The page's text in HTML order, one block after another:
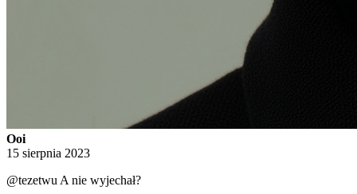
Ooi
15 sierpnia 2023
@tezetwu A nie wyjechał?